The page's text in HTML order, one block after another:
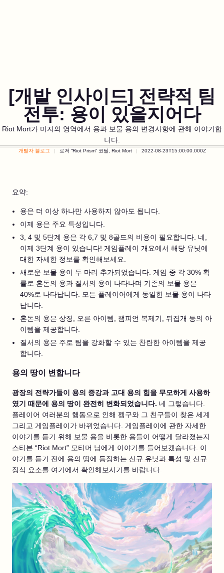
[개발 인사이드] 전략적 팀
전투: 용이 있을지어다
Riot Mort가 미지의 영역에서 용과 보물 용의 변경사항에 관해 이야기합
니다.
개발자 블로그 로저 “Riot Prism” 코딜, Riot Mort 2022-08-23T15:00:00.000Z
요약:
용은 더 이상 하나만 사용하지 않아도 됩니다.
이제 용은 주요 특성입니다.
3, 4 및 5단계 용은 각 6,7 및 8골드의 비용이 필요합니다. 네,
이제 3단계 용이 있습니다! 게임플레이 개요에서 해당 유닛에
대한 자세한 정보를 확인해보세요.
새로운 보물 용이 두 마리 추가되었습니다. 게임 중 각 30% 확
률로 혼돈의 용과 질서의 용이 나타나며 기존의 보물 용은
40%로 나타납니다. 모든 플레이어에게 동일한 보물 용이 나타
납니다.
혼돈의 용은 상징, 오른 아이템, 챔피언 복제기, 뒤집개 등의 아
이템을 제공합니다.
질서의 용은 주로 팀을 강화할 수 있는 찬란한 아이템을 제공
합니다.
용의 땅이 변합니다
광장의 전략가들이 용의 증강과 고대 용의 힘을 무모하게 사용하
였기 때문에 용의 땅이 완전히 변화되었습니다. 네 그렇습니다.
플레이어 여러분의 행동으로 인해 펭구와 그 친구들이 찾은 세계
그리고 게임플레이가 바뀌었습니다. 게임플레이에 관한 자세한
이야기를 듣기 위해 보물 용을 비롯한 용들이 어떻게 달라졌는지
스티븐 “Riot Mort” 모티머 님에게 이야기를 들어보겠습니다. 이
야기를 듣기 전에 용의 땅에 등장하는 신규 유닛과 특성 및 신규
장식 요소를 여기에서 확인해보시기를 바랍니다.